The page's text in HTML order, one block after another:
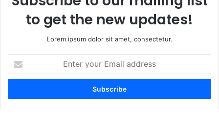
to get the new updates!
Lorem ipsum dolor sit amet, consectetur.
your
Email